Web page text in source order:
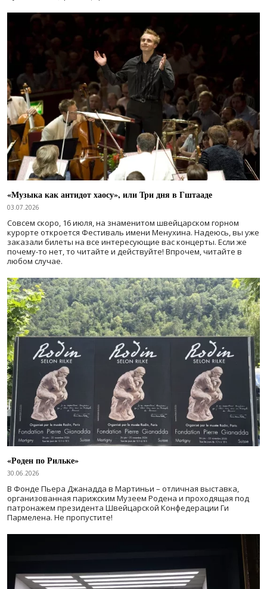
«Музыка как антидот хаосу», или Три дня в Гштааде
03.07.2026
Совсем скоро, 16 июля, на знаменитом швейцарском горном
курорте откроется Фестиваль имени Менухина. Надеюсь, вы уже
заказали билеты на все интересующие вас концерты. Если же
почему-то нет, то читайте и действуйте! Впрочем, читайте в
любом случае.
«Роден по Рильке»
30.06.2026
В Фонде Пьера Джанадда в Мартиньи – отличная выставка,
организованная парижским Музеем Родена и проходящая под
патронажем президента Швейцарской Конфедерации Ги
Пармелена. Не пропустите!